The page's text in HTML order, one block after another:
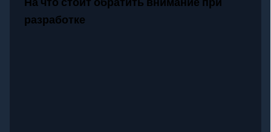
разработке